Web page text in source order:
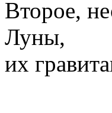
Второе,
Луны,
их